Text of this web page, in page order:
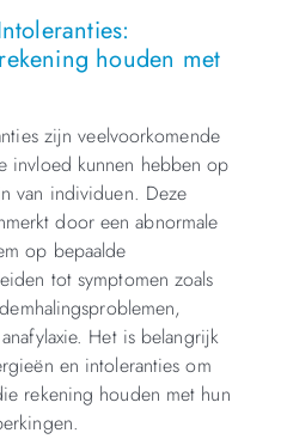
houden met
zijn veelvoorkomende
invloed kunnen hebben op
van individuen. Deze
door een abnormale
op bepaalde
tot symptomen zoals
Het is belangrijk
en intoleranties om
rekening houden met hun